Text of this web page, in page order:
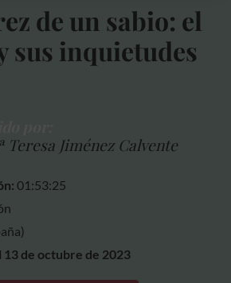
de un sabio: el
sus inquietudes
Teresa Jiménez Calvente
01:53:25
13 de octubre de 2023